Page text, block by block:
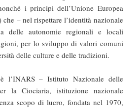
i principi dell’Unione Europea
– nel rispettare l’identità nazionale
delle autonomie regionali e locali
per lo sviluppo di valori comuni
delle culture e delle tradizioni.
l’INARS – Istituto Nazionale delle
la Ciociaria, istituzione nazionale
scopo di lucro, fondata nel 1970,